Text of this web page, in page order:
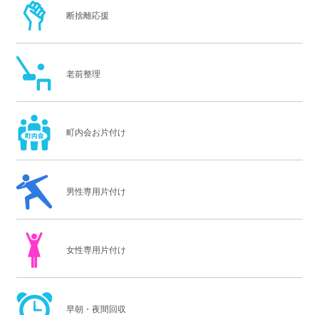
断捨離応援
老前整理
町内会お片付け
男性専用片付け
女性専用片付け
早朝・夜間回収